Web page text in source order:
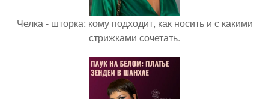
Челка - шторка: кому подходит, как носить и с какими
стрижками сочетать.